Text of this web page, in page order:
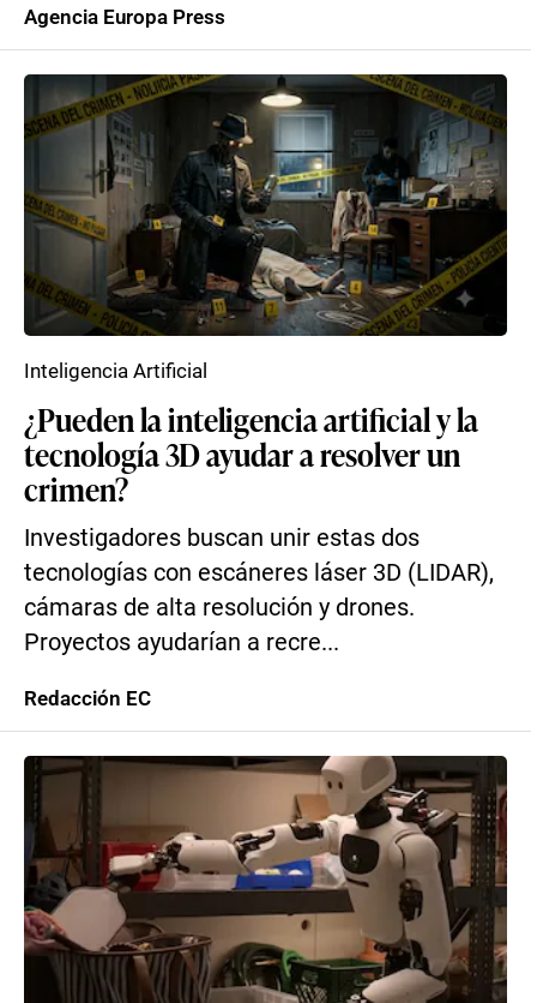
Agencia Europa Press
¿Pueden la inteligencia artificial y la
tecnología 3D ayudar a resolver un
crimen?
Investigadores buscan unir estas dos
tecnologías con escáneres láser 3D (LIDAR),
cámaras de alta resolución y drones.
Proyectos ayudarían a recre...
Inteligencia Artificial
Redacción EC